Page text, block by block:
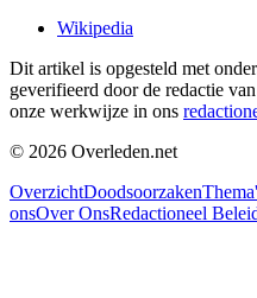
Wikipedia
Dit artikel is opgesteld met
geverifieerd door de redactie
onze werkwijze in ons
© 2026 Overleden.net
OverzichtDoodsoorzaken
onsOver OnsRedactioneel